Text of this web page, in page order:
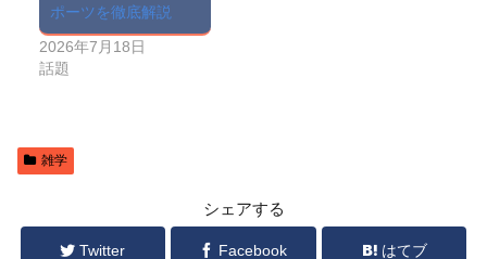
ポーツを徹底解説
2026年7月18日
話題
雑学
シェアする
Twitter Facebook はてブ